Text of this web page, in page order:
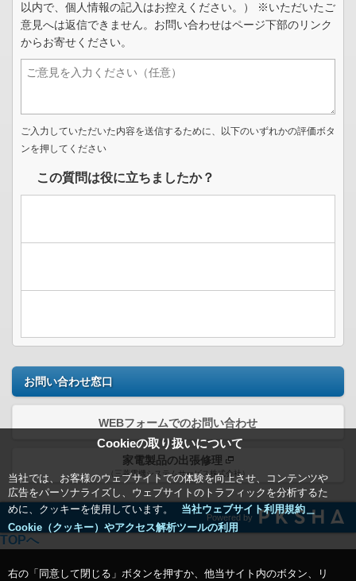
Cookieの取り扱いについて
当社では、お客様のウェブサイトでの体験を向上させ、コンテンツや
広告をパーソナライズし、ウェブサイトのトラフィックを分析するた
めに、クッキーを使用しています。
当社ウェブサイト利用規約＿
Cookie（クッキー）やアクセス解析ツールの利用
右の「同意して閉じる」ボタンを押すか、他当サイト内のボタン、リ
以内で、個人情報の記入はお控えください。） ※いただいたご
意見へは返信できません。お問い合わせはページ下部のリンク
からお寄せください。
ご入力していただいた内容を送信するために、以下のいずれかの評価ボタ
ンを押してください
この質問は役に立ちましたか？
お問い合わせ窓口
WEBフォームでのお問い合わせ
家電製品の出張修理
（三菱電機システムサービス株式会社）
Powered by
TOPへ